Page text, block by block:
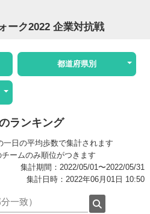
ーク2022 企業対抗戦
都道府県別
ランキング
日の平均歩数で集計されます
ームのみ順位がつきます
集計期間：2022/05/01〜2022/05/31
集計日時：2022年06月01日 10:50